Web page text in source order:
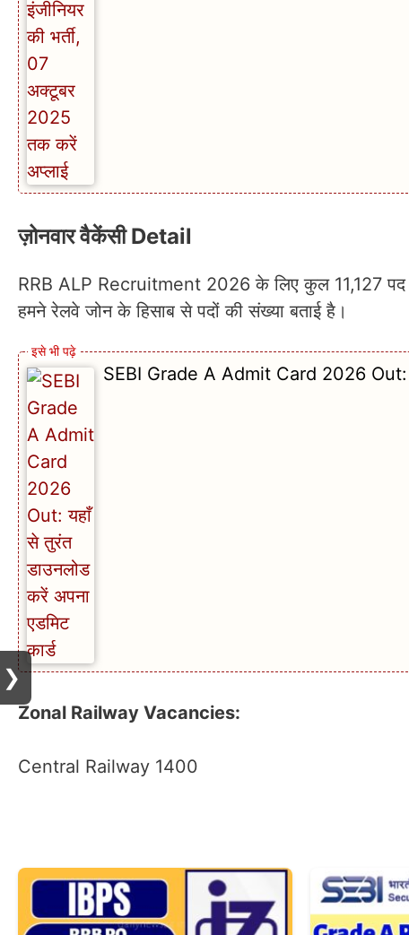
ज़ोनवार वैकेंसी Detail
RRB ALP Recruitment 2026 के लिए कुल 11,127
हमने रेलवे जोन के हिसाब से पदों की संख्या बताई है।
SEBI Grade A Admit Card 2026 Out:
Zonal Railway Vacancies:
Central Railway 1400
❯